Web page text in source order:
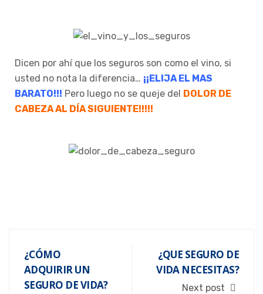
Dicen por ahí que los seguros son como el vino, si
usted no nota la diferencia… ¡¡ELIJA EL MAS
BARATO!!! Pero luego no se queje del DOLOR DE
CABEZA AL DÍA SIGUIENTE!!!!!
¿CÓMO
ADQUIRIR UN
SEGURO DE VIDA?
¿QUE SEGURO DE
VIDA NECESITAS?
Next post